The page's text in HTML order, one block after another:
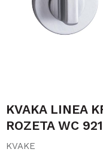
KVAKA LINEA
ROZETA WC
KVAKE